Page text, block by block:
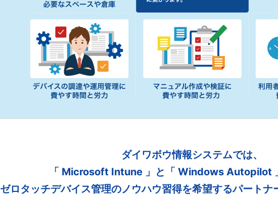
ダイワボウ情報システムでは、
「 Microsoft Intune 」と
「 Windows Autopilot
ゼロタッチデバイス管理のノウハウ習得を希望するパートナ